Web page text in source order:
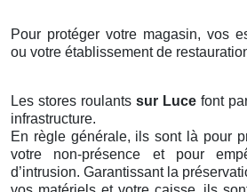
Pour protéger votre magasin, vos
ou votre établissement de
Les stores roulants sur Luce font
infrastructure.
En règle générale, ils sont là pour
votre non-présence et pour
d’intrusion. Garantissant la